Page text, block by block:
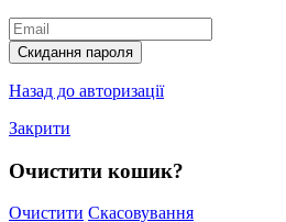
Скидання пароля
Назад до авторизації
Закрити
Очистити кошик?
Очистити Скасовування